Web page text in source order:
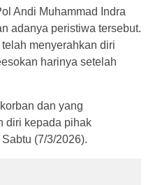
Andi Muhammad Indra
adanya peristiwa tersebut.
menyerahkan diri
harinya setelah
dan yang
diri kepada pihak
(7/3/2026).